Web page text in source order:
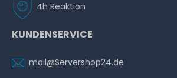
4h Reaktion
KUNDENSERVICE
mail@Servershop24.de